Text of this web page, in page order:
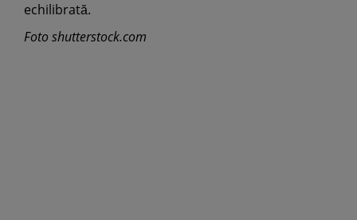
echilibrată.
Foto shutterstock.com